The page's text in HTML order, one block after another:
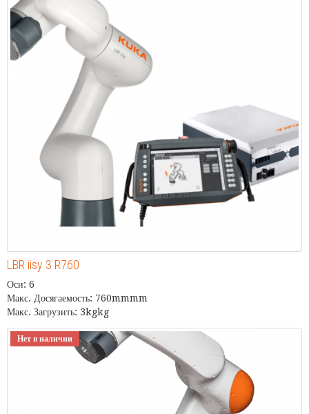
LBR iisy 3 R760
Оси: 6
Макс. Досягаемость: 760mmmm
Макс. Загрузить: 3kgkg
Нет в наличии